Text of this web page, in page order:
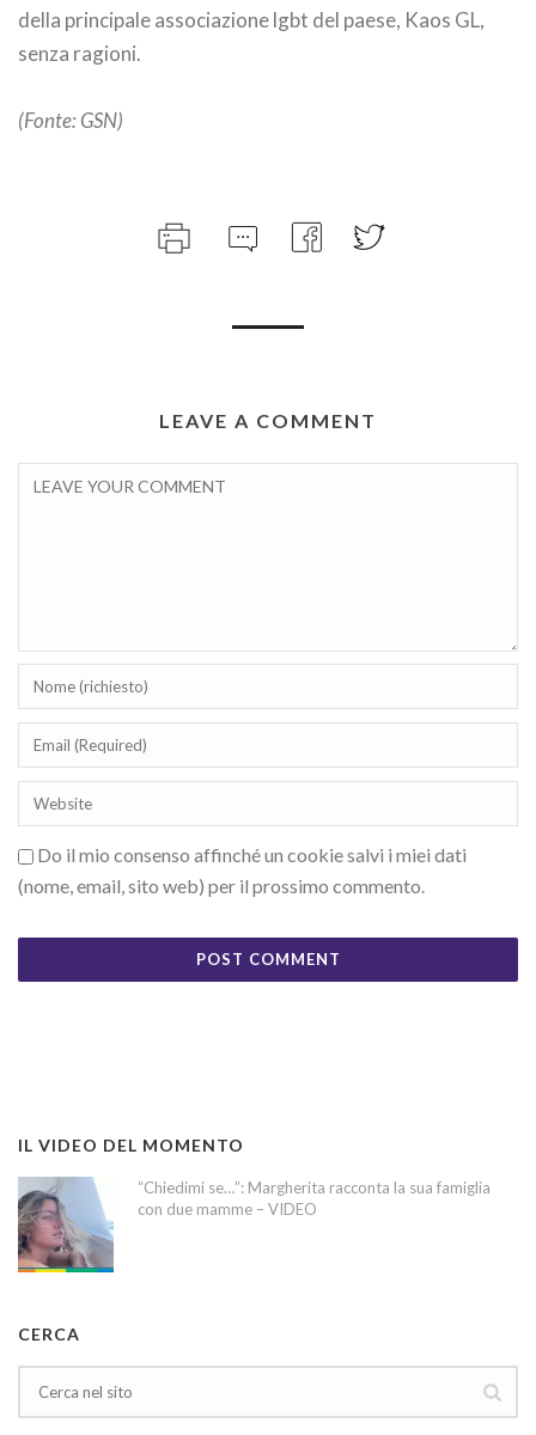
della principale associazione lgbt del paese, Kaos GL,
senza ragioni.
(Fonte: GSN)
LEAVE A COMMENT
Do il mio consenso affinché un cookie salvi i miei dati
(nome, email, sito web) per il prossimo commento.
IL VIDEO DEL MOMENTO
“Chiedimi se…”: Margherita racconta la sua famiglia
con due mamme – VIDEO
CERCA